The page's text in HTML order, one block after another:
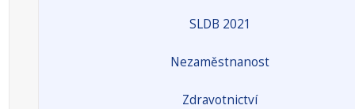
SLDB 2021
Nezaměstnanost
Zdravotnictví